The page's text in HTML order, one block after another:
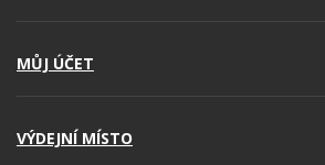
MŮJ ÚČET
VÝDEJNÍ MÍSTO